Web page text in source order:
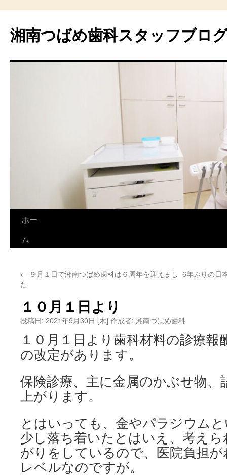
湘南つばめ歯科スタッフブロ
ン
へ
キ
ホー
ム
← ９月１日で湘南つばめ歯科は６周年を迎えまし
た
6年ぶりの日
１０月１日より
投稿日: 2021年9月30日 [木] 作成者: 湘南つばめ歯科
１０月１日より歯科材料の診療報
の改定があります。
保険診療、主に金属のかぶせ物、
上がります。
とはいっても、金やパラジウム
少し落ち着いたとはいえ、考え
がりをしているので、医院負担
レベルなのですが。